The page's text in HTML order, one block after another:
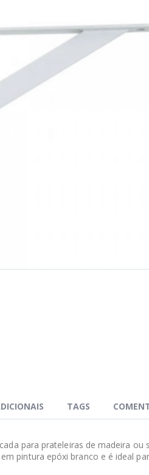
TAGS
para prateleiras de madeira
pintura epóxi branco e é ideal